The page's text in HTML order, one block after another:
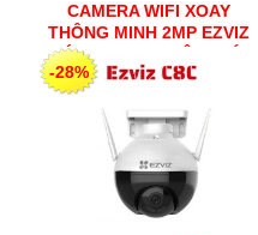
CAMERA WIFI XOAY
THÔNG MINH 2MP EZVIZ
TÍCH HỢP THU ÂM, CÓ
MÀU BAN ĐÊM C8C
-28%